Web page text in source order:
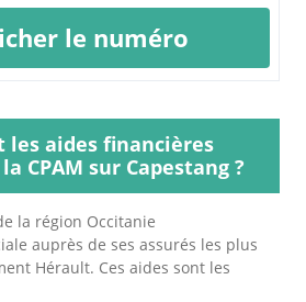
le numéro
les aides financières
CPAM sur Capestang ?
la région Occitanie
auprès de ses assurés les plus
Hérault. Ces aides sont les